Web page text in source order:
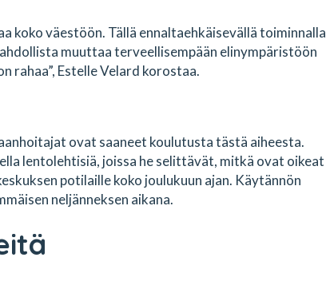
koko väestöön. Tällä ennaltaehkäisevällä toiminnalla
muuttaa terveellisempään elinympäristöön
rahaa”, Estelle Velard korostaa.
ovat saaneet koulutusta tästä aiheesta.
lentolehtisiä, joissa he selittävät, mitkä ovat oikeat
potilaille koko joulukuun ajan. Käytännön
neljänneksen aikana.